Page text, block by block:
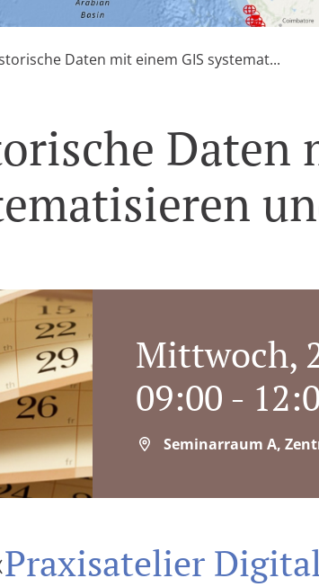
Daten mit einem GIS systemat...
Daten
Mittwoch,
09:00 -
Seminarraum A,
Praxisatelier